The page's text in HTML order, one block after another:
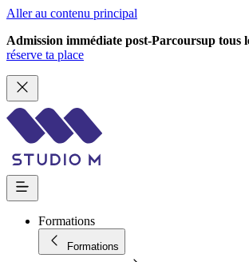
Aller au contenu principal
Admission immédiate post-Parcoursup tous
réserve ta place
Formations
Formations